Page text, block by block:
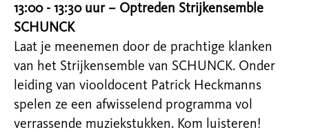
13:00 - 13:30 uur – Optreden Strijkensemble
SCHUNCK
Laat je meenemen door de prachtige klanken
van het Strijkensemble van SCHUNCK. Onder
leiding van viooldocent Patrick Heckmanns
spelen ze een afwisselend programma vol
verrassende muziekstukken. Kom luisteren!